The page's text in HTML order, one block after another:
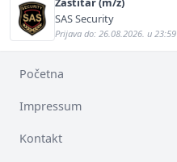
SAS Security
Prijava do: 26.08.2026. u 23:59
Početna
Impressum
Kontakt